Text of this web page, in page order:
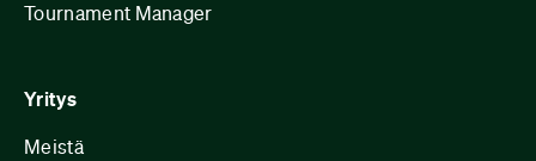
Tournament Manager
Yritys
Meistä